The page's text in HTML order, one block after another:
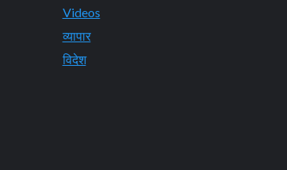
Videos
व्यापार
विदेश